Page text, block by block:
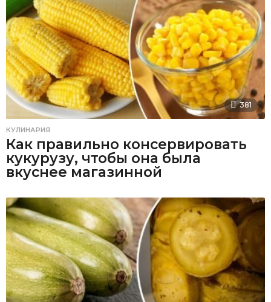
381
КУЛИНАРИЯ
Как правильно консервировать
кукурузу, чтобы она была
вкуснее магазинной